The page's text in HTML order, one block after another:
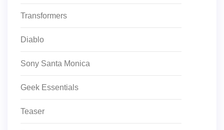
Transformers
Diablo
Sony Santa Monica
Geek Essentials
Teaser